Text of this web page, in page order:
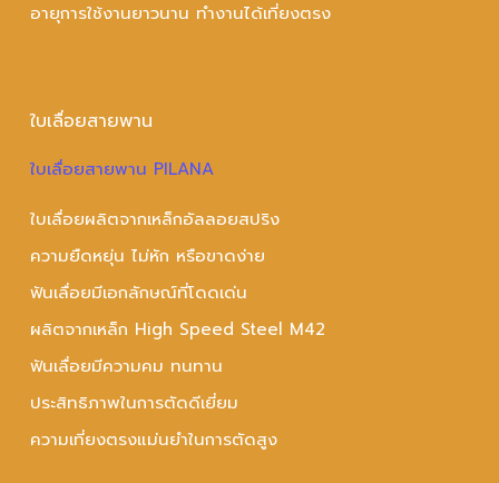
อายุการใช้งานยาวนาน ทำงานได้เที่ยงตรง
ใบเลื่อยสายพาน
ใบเลื่อยสายพาน PILANA
ใบเลื่อยผลิตจากเหล็กอัลลอยสปริง
ความยืดหยุ่น ไม่หัก หรือขาดง่าย
ฟันเลื่อยมีเอกลักษณ์ที่โดดเด่น
ผลิตจากเหล็ก High Speed Steel M42
ฟันเลื่อยมีความคม ทนทาน
ประสิทธิภาพในการตัดดีเยี่ยม
ความเที่ยงตรงแม่นยำในการตัดสูง